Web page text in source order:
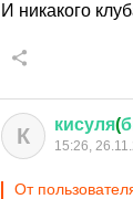
И никакого
К кисуля(
15:26,
От